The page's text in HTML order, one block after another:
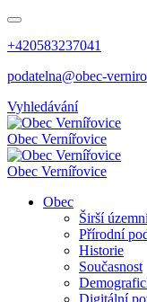
+420583237041
podatelna@obec-
Vyhledávání
Obec Vernířovice
Obec Vernířovice
Obec
Širší
Přírodní
Historie
Současnost
Digitální